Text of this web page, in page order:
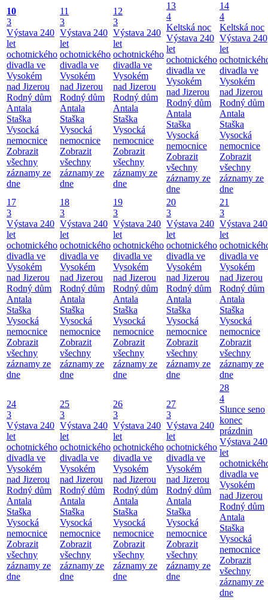
10
3
Výstava 240
let
ochotnického
divadla ve
Vysokém
nad Jizerou
Rodný dům
Antala
Staška
Vysocká
nemocnice
Zobrazit
všechny
záznamy ze
dne
11
3
Výstava 240
let
ochotnického
divadla ve
Vysokém
nad Jizerou
Rodný dům
Antala
Staška
Vysocká
nemocnice
Zobrazit
všechny
záznamy ze
dne
12
3
Výstava 240
let
ochotnického
divadla ve
Vysokém
nad Jizerou
Rodný dům
Antala
Staška
Vysocká
nemocnice
Zobrazit
všechny
záznamy ze
dne
13
4
Keltská noc
Výstava 240
let
ochotnického
divadla ve
Vysokém
nad Jizerou
Rodný dům
Antala
Staška
Vysocká
nemocnice
Zobrazit
všechny
záznamy ze
dne
14
4
Keltská noc
Výstava 240
let
divadla ve
Vysokém
nad Jizerou
Rodný dům
Antala
Staška
Vysocká
nemocnice
Zobrazit
všechny
záznamy ze
dne
17
3
Výstava 240
let
ochotnického
divadla ve
Vysokém
nad Jizerou
Rodný dům
Antala
Staška
Vysocká
nemocnice
Zobrazit
všechny
záznamy ze
dne
18
3
Výstava 240
let
ochotnického
divadla ve
Vysokém
nad Jizerou
Rodný dům
Antala
Staška
Vysocká
nemocnice
Zobrazit
všechny
záznamy ze
dne
19
3
Výstava 240
let
ochotnického
divadla ve
Vysokém
nad Jizerou
Rodný dům
Antala
Staška
Vysocká
nemocnice
Zobrazit
všechny
záznamy ze
dne
20
3
Výstava 240
let
ochotnického
divadla ve
Vysokém
nad Jizerou
Rodný dům
Antala
Staška
Vysocká
nemocnice
Zobrazit
všechny
záznamy ze
dne
21
3
Výstava 240
let
divadla ve
Vysokém
nad Jizerou
Rodný dům
Antala
Staška
Vysocká
nemocnice
Zobrazit
všechny
záznamy ze
dne
24
3
Výstava 240
let
ochotnického
divadla ve
Vysokém
nad Jizerou
Rodný dům
Antala
Staška
Vysocká
nemocnice
Zobrazit
všechny
záznamy ze
dne
25
3
Výstava 240
let
ochotnického
divadla ve
Vysokém
nad Jizerou
Rodný dům
Antala
Staška
Vysocká
nemocnice
Zobrazit
všechny
záznamy ze
dne
26
3
Výstava 240
let
ochotnického
divadla ve
Vysokém
nad Jizerou
Rodný dům
Antala
Staška
Vysocká
nemocnice
Zobrazit
všechny
záznamy ze
dne
27
3
Výstava 240
let
ochotnického
divadla ve
Vysokém
nad Jizerou
Rodný dům
Antala
Staška
Vysocká
nemocnice
Zobrazit
všechny
záznamy ze
dne
28
4
Slunce seno
konec
prázdnin
Výstava 240
let
divadla ve
Vysokém
nad Jizerou
Rodný dům
Antala
Staška
Vysocká
nemocnice
Zobrazit
všechny
záznamy ze
dne